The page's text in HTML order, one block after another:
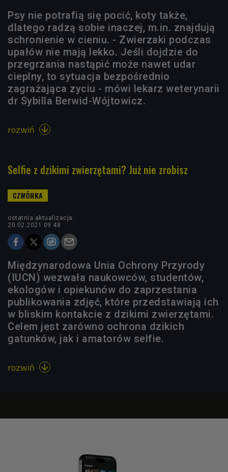
Psy nie potrafią się pocić, koty także,
dlatego radzą sobie inaczej, m.in. znajdują
schronienie w cieniu. - Zwierzaki podczas
upałów nie mają lekko. Jeśli dojdzie do
przegrzania nastąpić może nawet udar
cieplny, to sytuacja bezpośrednio
zagrażająca zyciu - mówi lekarz weterynarii
dr Sybilla Berwid-Wójtowicz.
rozwiń 
Selfie z dzikimi zwierzętami? Już nie zrobisz
ostatnia aktualizacja:
20.02.2021 09:48
Międzynarodowa Unia Ochrony Przyrody
(IUCN) wezwała naukowców, studentów,
ekologów i opiekunów do zaprzestania
publikowania zdjęć, które przedstawiają ich
w bliskim kontakcie z dzikimi zwierzętami.
Celem jest zarówno ochrona dzikich
gatunków, jak i amatorów selfie.
rozwiń 